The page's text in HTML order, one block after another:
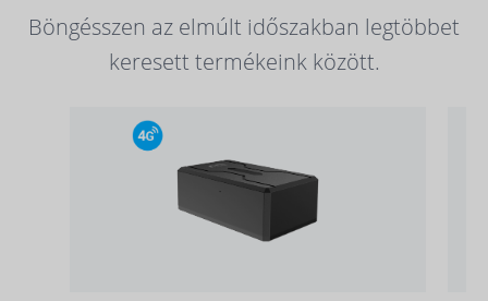
Böngésszen az elmúlt időszakban legtöbbet
keresett termékeink között.